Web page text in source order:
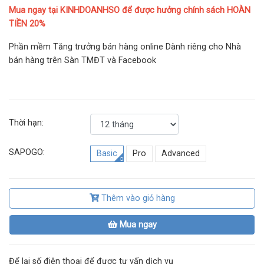
Mua ngay tại KINHDOANHSO để được hưởng chính sách HOÀN
TIỀN 20%
Phần mềm Tăng trưởng bán hàng online Dành riêng cho Nhà
bán hàng trên Sàn TMĐT và Facebook
Thời hạn:
SAPOGO: Basic Pro Advanced
Thêm vào giỏ hàng
Mua ngay
Để lại số điện thoại để được tư vấn dịch vụ